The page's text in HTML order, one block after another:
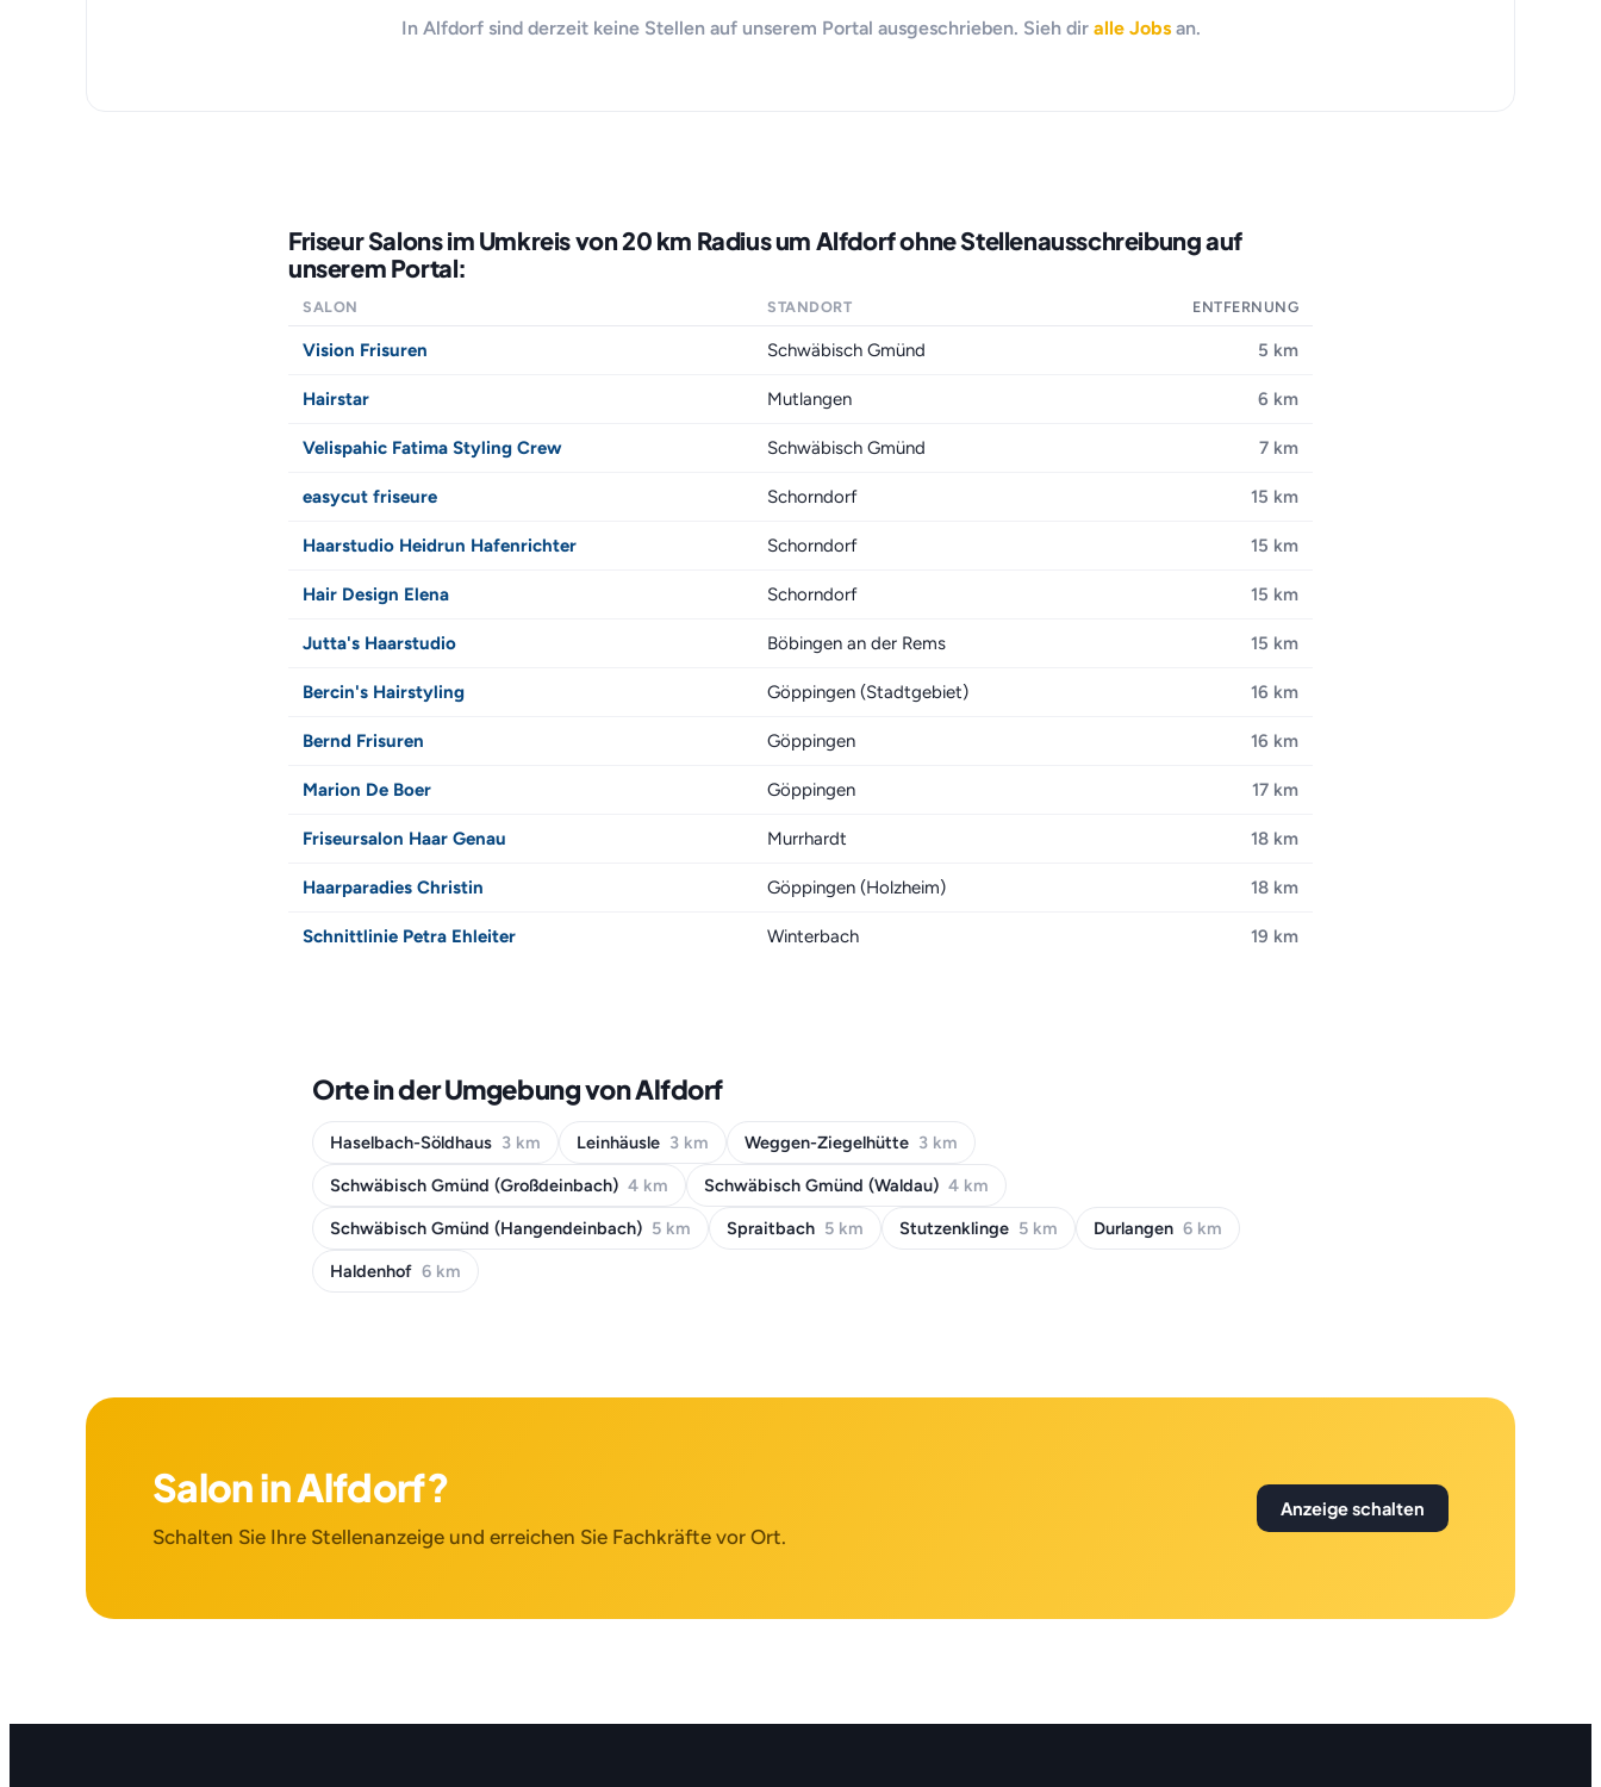
In Alfdorf sind derzeit keine Stellen auf unserem Portal ausgeschrieben. Sieh dir alle Jobsan.
Friseur Salons im Umkreis von 20 km Radius um Alfdorf ohne Stellenausschreibung auf
unserem Portal:
SALON STANDORT ENTFERNUNG
Vision Frisuren Schwäbisch Gmünd 5 km
Hairstar Mutlangen 6 km
Velispahic Fatima Styling Crew Schwäbisch Gmünd 7 km
easycut friseure Schorndorf 15 km
Haarstudio Heidrun Hafenrichter Schorndorf 15 km
Hair Design Elena Schorndorf 15 km
Jutta's Haarstudio Böbingen an der Rems 15 km
Bercin's Hairstyling Göppingen (Stadtgebiet) 16 km
Bernd Frisuren Göppingen 16 km
Marion De Boer Göppingen 17 km
Friseursalon Haar Genau Murrhardt 18 km
Haarparadies Christin Göppingen (Holzheim) 18 km
Schnittlinie Petra Ehleiter Winterbach 19 km
Orte in der Umgebung von Alfdorf
Haselbach-Söldhaus 3 km Leinhäusle 3 km Weggen-Ziegelhütte 3 km
Schwäbisch Gmünd (Großdeinbach) 4 km Schwäbisch Gmünd (Waldau) 4 km
Schwäbisch Gmünd (Hangendeinbach) 5 km Spraitbach 5 km Stutzenklinge 5 km Durlangen 6 km
Haldenhof 6 km
Salon in Alfdorf?
Schalten Sie Ihre Stellenanzeige und erreichen Sie Fachkräfte vor Ort.
Anzeige schalten